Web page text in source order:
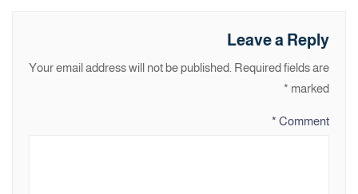
Leave a Reply
Your email address will not be published. Required fields are
marked
*
Comment
*